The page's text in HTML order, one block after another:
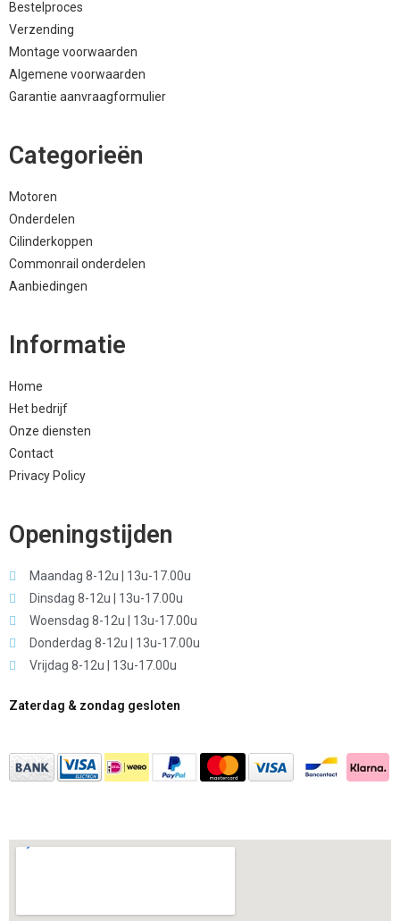
Bestelproces
Verzending
Montage voorwaarden
Algemene voorwaarden
Garantie aanvraagformulier
Categorieën
Motoren
Onderdelen
Cilinderkoppen
Commonrail onderdelen
Aanbiedingen
Informatie
Home
Het bedrijf
Onze diensten
Contact
Privacy Policy
Openingstijden
Maandag 8-12u | 13u-17.00u
Dinsdag 8-12u | 13u-17.00u
Woensdag 8-12u | 13u-17.00u
Donderdag 8-12u | 13u-17.00u
Vrijdag 8-12u | 13u-17.00u
Zaterdag & zondag gesloten